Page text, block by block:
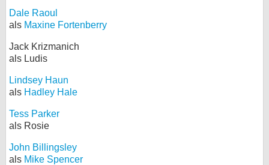
Dale Raoul
als Maxine Fortenberry
Jack Krizmanich
als Ludis
Lindsey Haun
als Hadley Hale
Tess Parker
als Rosie
John Billingsley
als Mike Spencer